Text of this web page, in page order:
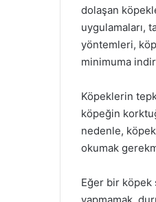
dolaşan
uygulamaları,
yöntemleri,
minimuma
Köpeklerin
köpeğin
nedenle,
okumak
Eğer bir köpek